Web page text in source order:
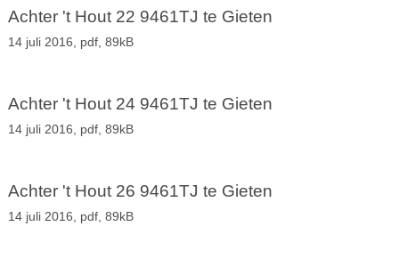
Achter 't Hout 22 9461TJ te Gieten
14 juli 2016, pdf, 89kB
Achter 't Hout 24 9461TJ te Gieten
14 juli 2016, pdf, 89kB
Achter 't Hout 26 9461TJ te Gieten
14 juli 2016, pdf, 89kB